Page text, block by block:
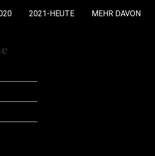
2021-HEUTE MEHR DAVON